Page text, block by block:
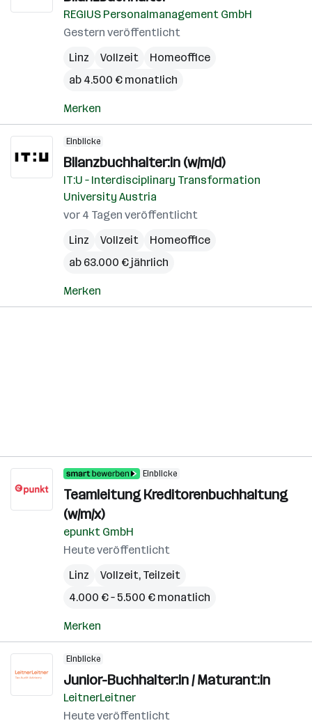
REGIUS Personalmanagement GmbH
Gestern veröffentlicht
Linz
Vollzeit
Homeoffice
ab 4.500 € monatlich
Merken
Einblicke
Bilanzbuchhalter:in (w/m/d)
IT:U – Interdisciplinary Transformation
University Austria
vor 4 Tagen veröffentlicht
Linz
Vollzeit
Homeoffice
ab 63.000 € jährlich
Merken
Einblicke
Teamleitung Kreditorenbuchhaltung
(w/m/x)
epunkt GmbH
Heute veröffentlicht
Linz
Vollzeit, Teilzeit
4.000 € – 5.500 € monatlich
Merken
Einblicke
Junior-Buchhalter:in / Maturant:in
LeitnerLeitner
Heute veröffentlicht